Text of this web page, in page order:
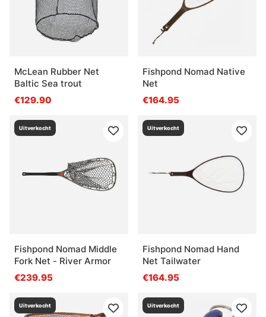
McLean Rubber Net
Baltic Sea trout
€129.90
Fishpond Nomad Native
Net
€164.95
Uitverkocht
Fishpond Nomad Middle
Fork Net - River Armor
€239.95
Uitverkocht
Fishpond Nomad Hand
Net Tailwater
€164.95
Uitverkocht Uitverkocht